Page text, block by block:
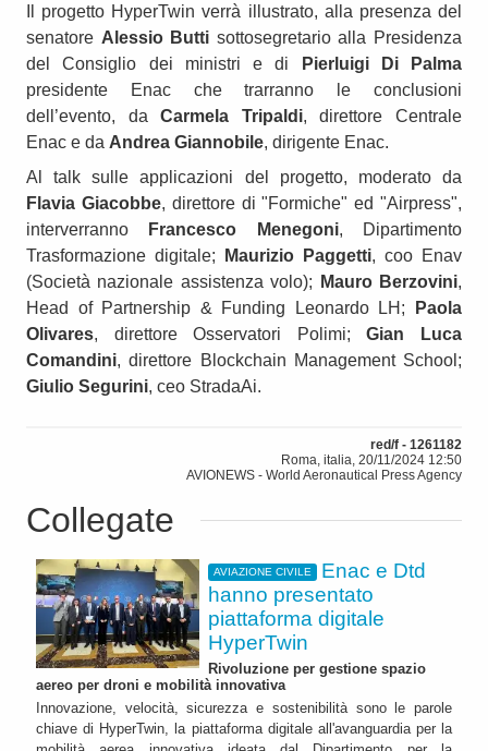
Il progetto HyperTwin verrà illustrato, alla presenza del
senatore Alessio Butti sottosegretario alla Presidenza
del Consiglio dei ministri e di
Pierluigi Di Palma
presidente Enac che trarranno le conclusioni
dell’evento, daCarmela Tripaldi, direttore Centrale
Enac e da Andrea Giannobile, dirigente Enac.
Al talk sulle applicazioni del progetto, moderato da
Flavia Giacobbe, direttore di "Formiche" ed "Airpress",
interverranno
Francesco Menegoni, Dipartimento
Trasformazione digitale;
Maurizio Paggetti, coo Enav
(Società nazionale assistenza volo);
Mauro Berzovini,
Head of Partnership & Funding Leonardo LH;
Paola
Olivares, direttore Osservatori Polimi;Gian Luca
Comandini, direttore Blockchain Management School;
Giulio Segurini, ceo StradaAi.
red/f - 1261182
Roma, italia, 20/11/2024 12:50
AVIONEWS - World Aeronautical Press Agency
Collegate
AVIAZIONE CIVILE
Enac e Dtd
hanno presentato
piattaforma digitale
HyperTwin
Rivoluzione per gestione spazio
aereo per droni e mobilità innovativa
Innovazione, velocità, sicurezza e sostenibilità sono le parole
chiave di HyperTwin, la piattaforma digitale all'avanguardia per la